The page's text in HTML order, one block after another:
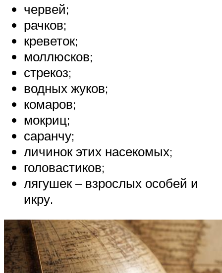
червей;
рачков;
креветок;
моллюсков;
стрекоз;
водных жуков;
комаров;
мокриц;
саранчу;
личинок этих насекомых;
головастиков;
лягушек – взрослых особей и
икру.